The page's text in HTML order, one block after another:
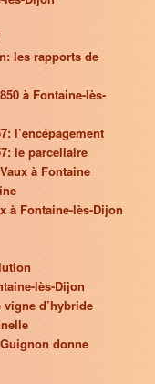
les rapports de
à Fontaine-lès-
l’encépagement
le parcellaire
à Fontaine
à Fontaine-lès-Dijon
lès-Dijon
d’hybride
donne